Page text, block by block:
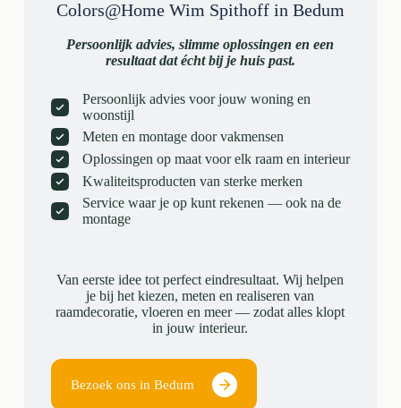
Colors@Home Wim Spithoff in Bedum
Persoonlijk advies, slimme oplossingen en een
resultaat dat écht bij je huis past.
Persoonlijk advies voor jouw woning en
woonstijl
Meten en montage door vakmensen
Oplossingen op maat voor elk raam en interieur
Kwaliteitsproducten van sterke merken
Service waar je op kunt rekenen — ook na de
montage
Van eerste idee tot perfect eindresultaat. Wij helpen
je bij het kiezen, meten en realiseren van
raamdecoratie, vloeren en meer — zodat alles klopt
in jouw interieur.
Bezoek ons in Bedum